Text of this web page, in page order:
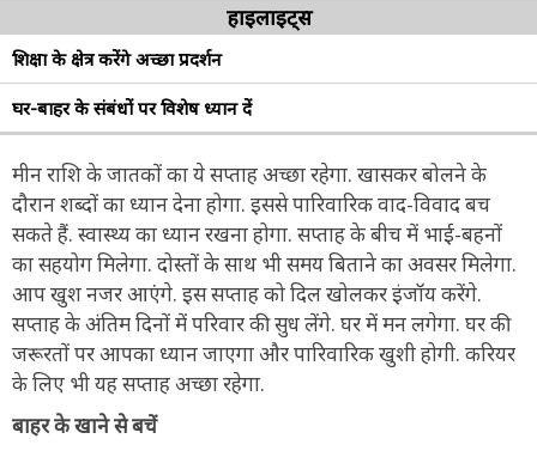
हाइलाइट्स
शिक्षा के क्षेत्र करेंगे अच्छा प्रदर्शन
घर-बाहर के संबंधों पर विशेष ध्यान दें
मीन राशि के जातकों का ये सप्ताह अच्छा रहेगा. खासकर बोलने के
दौरान शब्दों का ध्यान देना होगा. इससे पारिवारिक वाद-विवाद बच
सकते हैं. स्वास्थ्य का ध्यान रखना होगा. सप्ताह के बीच में भाई-बहनों
का सहयोग मिलेगा. दोस्तों के साथ भी समय बिताने का अवसर मिलेगा.
आप खुश नजर आएंगे. इस सप्ताह को दिल खोलकर इंजॉय करेंगे.
सप्ताह के अंतिम दिनों में परिवार की सुध लेंगे. घर में मन लगेगा. घर की
जरूरतों पर आपका ध्यान जाएगा और पारिवारिक खुशी होगी. करियर
के लिए भी यह सप्ताह अच्छा रहेगा.
बाहर के खाने से बचें